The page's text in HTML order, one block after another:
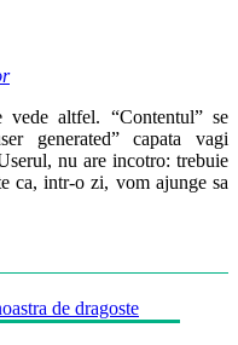
altfel. “Contentul” se
generated” capata vagi
nu are incotro: trebuie
ca, intr-o zi, vom ajunge sa